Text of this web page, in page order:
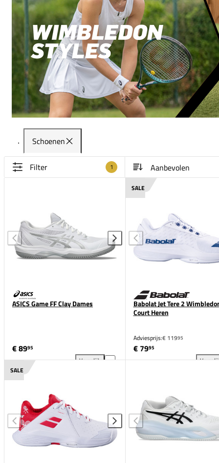
Schoenen
Filter 1
ASICS Game FF Clay Dames
€ 8995
Vergelijk
SALE
Babolat Jet Tere 2
Court Heren
Adviesprijs:€ 11995
€ 7995
SALE